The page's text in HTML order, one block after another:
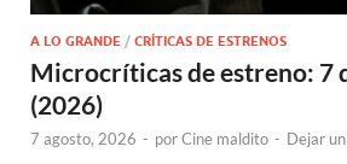
A LO GRANDE / CRÍTICAS DE ESTRENOS
Microcríticas de estreno: 7
(2026)
7 agosto, 2026 - porCine maldito - Dejar